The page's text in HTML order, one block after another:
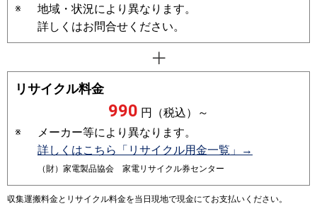
※
地域・状況により異なります。
詳しくはお問合せください。
リサイクル料金
990 円（税込）～
※
メーカー等により異なります。
詳しくはこちら「リサイクル用金一覧」→
（財）家電製品協会 家電リサイクル券センター
収集運搬料金とリサイクル料金を当日現地で現金にてお支払いください。